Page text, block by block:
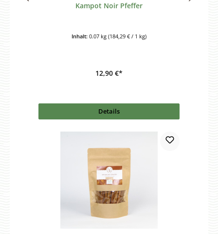
Kampot Noir Pfeffer
Inhalt: 0.07 kg (184,29 € / 1 kg)
12,90 €*
Details